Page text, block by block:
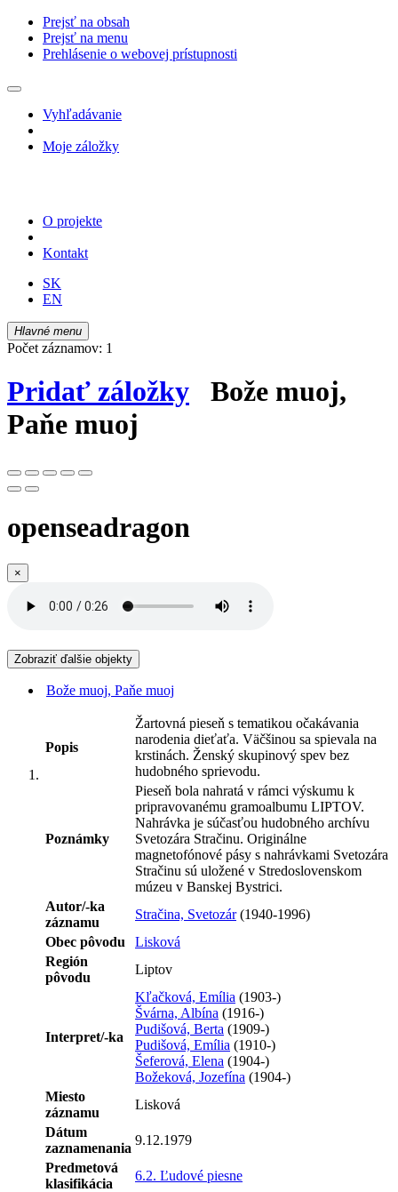
Prejsť na obsah
Prejsť na menu
Prehlásenie o webovej prístupnosti
Vyhľadávanie
Moje záložky
O projekte
Kontakt
SK
EN
Hlavné menu
Počet záznamov: 1
Pridať záložky Bože muoj,
Paňe muoj
openseadragon
×
Zobraziť ďalšie objekty
Bože muoj, Paňe muoj
Popis
Žartovná pieseň s tematikou očakávania
narodenia dieťaťa. Väčšinou sa spievala na
krstinách. Ženský skupinový spev bez
hudobného sprievodu.
Poznámky
Pieseň bola nahratá v rámci výskumu k
pripravovanému gramoalbumu LIPTOV.
Nahrávka je súčasťou hudobného archívu
Svetozára Stračinu. Originálne
magnetofónové pásy s nahrávkami Svetozára
Stračinu sú uložené v Stredoslovenskom
múzeu v Banskej Bystrici.
Autor/-ka
záznamu
Stračina, Svetozár(1940-1996)
Obec pôvodu
Lisková
Región
pôvodu
Liptov
Interpret/-ka
Kľačková, Emília (1903-)
Švárna, Albína (1916-)
Pudišová, Berta (1909-)
Pudišová, Emília (1910-)
Šeferová, Elena (1904-)
Božeková, Jozefína (1904-)
Miesto
záznamu
Lisková
Dátum
zaznamenania
9.12.1979
Predmetová
klasifikácia
6.2. Ľudové piesne